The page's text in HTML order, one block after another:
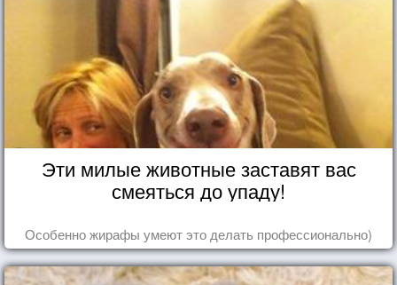
Эти милые животные заставят вас
смеяться до упаду!
Особенно жирафы умеют это делать профессионально)